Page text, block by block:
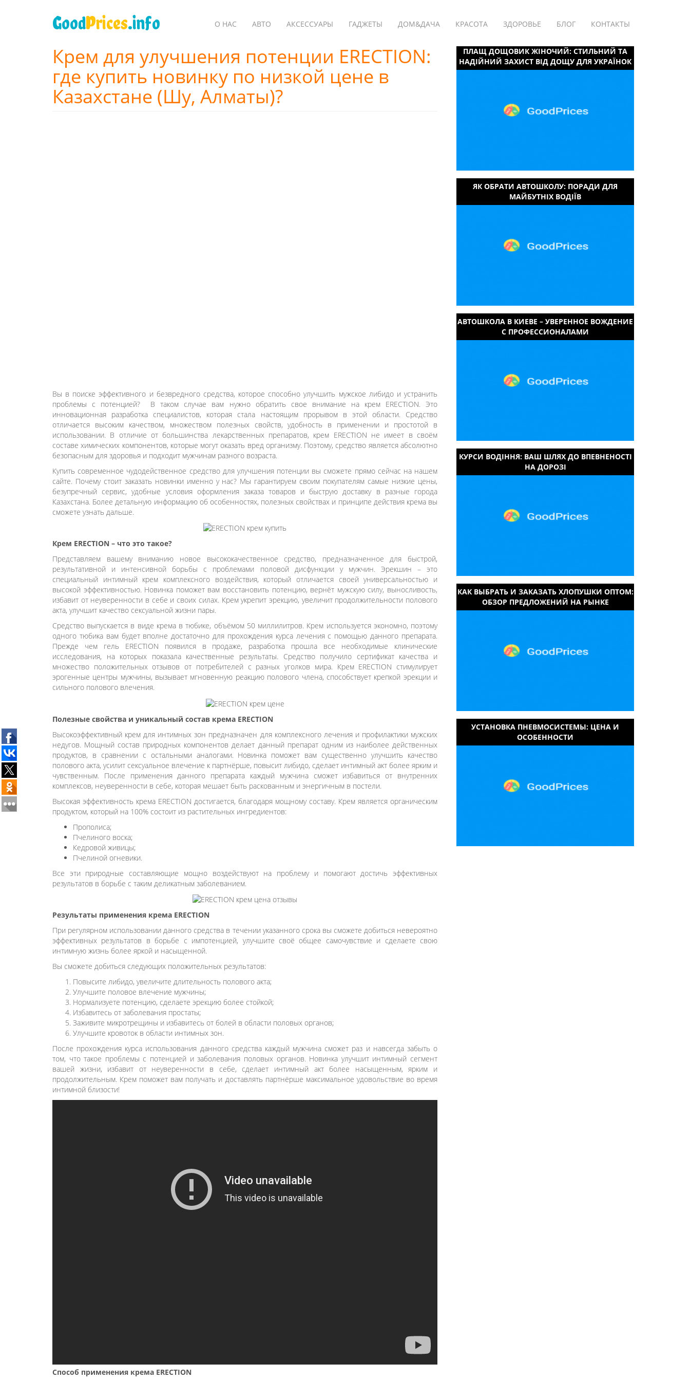
GoodPrices.info О НАС АВТО АКСЕССУАРЫ ГАДЖЕТЫ ДОМ&ДАЧА КРАСОТА ЗДОРОВЬЕ БЛОГ КОНТАКТЫ
Крем для улучшения потенции ERECTION:
где купить новинку по низкой цене в
Казахстане (Шу, Алматы)?
Вы в поиске эффективного и безвредного средства, которое способно улучшить мужское либидо и устранить
проблемы с потенцией? В таком случае вам нужно обратить свое внимание на крем ERECTION. Это
инновационная разработка специалистов, которая стала настоящим прорывом в этой области. Средство
отличается высоким качеством, множеством полезных свойств, удобность в применении и простотой в
использовании. В отличие от большинства лекарственных препаратов, крем ERECTION не имеет в своём
составе химических компонентов, которые могут оказать вред организму. Поэтому, средство является абсолютно
безопасным для здоровья и подходит мужчинам разного возраста.
Купить современное чудодейственное средство для улучшения потенции вы сможете прямо сейчас на нашем
сайте. Почему стоит заказать новинки именно у нас? Мы гарантируем своим покупателям самые низкие цены,
безупречный сервис, удобные условия оформления заказа товаров и быструю доставку в разные города
Казахстана. Более детальную информацию об особенностях, полезных свойствах и принципе действия крема вы
сможете узнать дальше.
Крем ERECTION – что это такое?
Представляем вашему вниманию новое высококачественное средство, предназначенное для быстрой,
результативной и интенсивной борьбы с проблемами половой дисфункции у мужчин. Эрекшин – это
специальный интимный крем комплексного воздействия, который отличается своей универсальностью и
высокой эффективностью. Новинка поможет вам восстановить потенцию, вернёт мужскую силу, выносливость,
избавит от неуверенности в себе и своих силах. Крем укрепит эрекцию, увеличит продолжительности полового
акта, улучшит качество сексуальной жизни пары.
Средство выпускается в виде крема в тюбике, объёмом 50 миллилитров. Крем используется экономно, поэтому
одного тюбика вам будет вполне достаточно для прохождения курса лечения с помощью данного препарата.
Прежде чем гель ERECTION появился в продаже, разработка прошла все необходимые клинические
исследования, на которых показала качественные результаты. Средство получило сертификат качества и
множество положительных отзывов от потребителей с разных уголков мира. Крем ERECTION стимулирует
эрогенные центры мужчины, вызывает мгновенную реакцию полового члена, способствует крепкой эрекции и
сильного полового влечения.
Полезные свойства и уникальный состав крема ERECTION
Высокоэффективный крем для интимных зон предназначен для комплексного лечения и профилактики мужских
недугов. Мощный состав природных компонентов делает данный препарат одним из наиболее действенных
продуктов, в сравнении с остальными аналогами. Новинка поможет вам существенно улучшить качество
полового акта, усилит сексуальное влечение к партнёрше, повысит либидо, сделает интимный акт более ярким и
чувственным. После применения данного препарата каждый мужчина сможет избавиться от внутренних
комплексов, неуверенности в себе, которая мешает быть раскованным и энергичным в постели.
Высокая эффективность крема ERECTION достигается, благодаря мощному составу. Крем является органическим
продуктом, который на 100% состоит из растительных ингредиентов:
Прополиса;
Пчелиного воска;
Кедровой живицы;
Пчелиной огневики.
Все эти природные составляющие мощно воздействуют на проблему и помогают достичь эффективных
результатов в борьбе с таким деликатным заболеванием.
Результаты применения крема ERECTION
При регулярном использовании данного средства в течении указанного срока вы сможете добиться невероятно
эффективных результатов в борьбе с импотенцией, улучшите своё общее самочувствие и сделаете свою
интимную жизнь более яркой и насыщенной.
Вы сможете добиться следующих положительных результатов:
Повысите либидо, увеличите длительность полового акта;
Улучшите половое влечение мужчины;
Нормализуете потенцию, сделаете эрекцию более стойкой;
Избавитесь от заболевания простаты;
Заживите микротрещины и избавитесь от болей в области половых органов;
Улучшите кровоток в области интимных зон.
После прохождения курса использования данного средства каждый мужчина сможет раз и навсегда забыть о
том, что такое проблемы с потенцией и заболевания половых органов. Новинка улучшит интимный сегмент
вашей жизни, избавит от неуверенности в себе, сделает интимный акт более насыщенным, ярким и
продолжительным. Крем поможет вам получать и доставлять партнёрше максимальное удовольствие во время
интимной близости!
Способ применения крема ERECTION
ПЛАЩ ДОЩОВИК ЖІНОЧИЙ: СТИЛЬНИЙ ТА
НАДІЙНИЙ ЗАХИСТ ВІД ДОЩУ ДЛЯ УКРАЇНОК
ЯК ОБРАТИ АВТОШКОЛУ: ПОРАДИ ДЛЯ
МАЙБУТНІХ ВОДІЇВ
АВТОШКОЛА В КИЕВЕ – УВЕРЕННОЕ ВОЖДЕНИЕ
С ПРОФЕССИОНАЛАМИ
КУРСИ ВОДІННЯ: ВАШ ШЛЯХ ДО ВПЕВНЕНОСТІ
НА ДОРОЗІ
КАК ВЫБРАТЬ И ЗАКАЗАТЬ ХЛОПУШКИ ОПТОМ:
ОБЗОР ПРЕДЛОЖЕНИЙ НА РЫНКЕ
УСТАНОВКА ПНЕВМОСИСТЕМЫ: ЦЕНА И
ОСОБЕННОСТИ